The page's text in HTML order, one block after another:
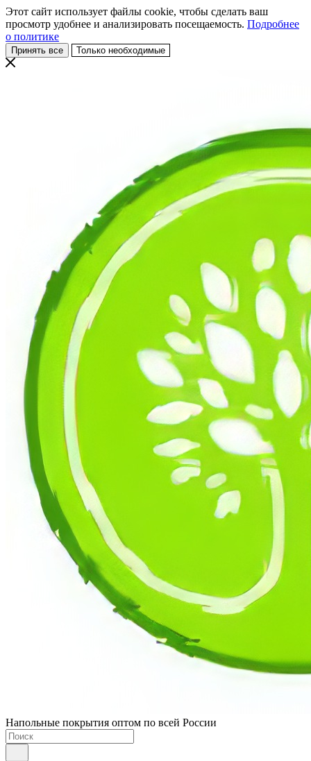
Этот сайт использует файлы cookie, чтобы сделать ваш
просмотр удобнее и анализировать посещаемость. Подробнее
о политике
Принять все Только необходимые
Напольные покрытия оптом по всей России